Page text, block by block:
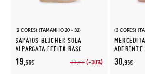
(2 CORES) (TAMANHO 20 - 32)
SAPATOS BLUCHER SOLA
ALPARGATA EFEITO RASO
27,95€ (-30%)
19,56€
(3 CORES)
ADERENTE
30,95€